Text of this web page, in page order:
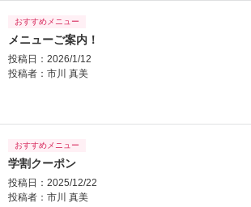
おすすめメニュー
メニューご案内！
投稿日：2026/1/12
投稿者： 市川 真美
おすすめメニュー
学割クーポン
投稿日：2025/12/22
投稿者： 市川 真美